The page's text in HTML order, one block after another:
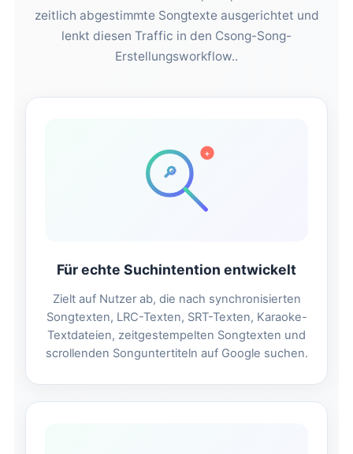
zeitlich abgestimmte Songtexte ausgerichtet und
lenkt diesen Traffic in den Csong-Song-
Erstellungsworkflow..
🔎
+
Für echte Suchintention entwickelt
Zielt auf Nutzer ab, die nach synchronisierten
Songtexten, LRC-Texten, SRT-Texten, Karaoke-
Textdateien, zeitgestempelten Songtexten und
scrollenden Songuntertiteln auf Google suchen.